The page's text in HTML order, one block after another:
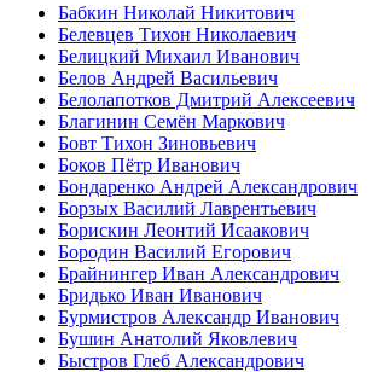
Бабкин Николай Никитович
Белевцев Тихон Николаевич
Белицкий Михаил Иванович
Белов Андрей Васильевич
Белолапотков Дмитрий Алексеевич
Благинин Семён Маркович
Бовт Тихон Зиновьевич
Боков Пётр Иванович
Бондаренко Андрей Александрович
Борзых Василий Лаврентьевич
Борискин Леонтий Исаакович
Бородин Василий Егорович
Брайнингер Иван Александрович
Бридько Иван Иванович
Бурмистров Александр Иванович
Бушин Анатолий Яковлевич
Быстров Глеб Александрович